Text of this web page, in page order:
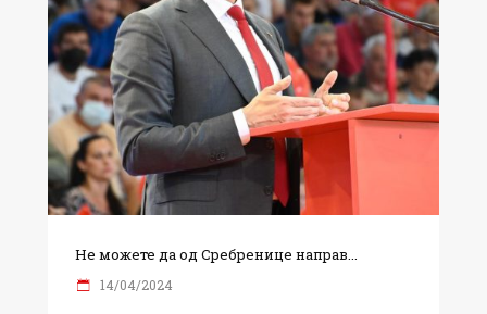
Не можете да од Сребренице направ...
14/04/2024